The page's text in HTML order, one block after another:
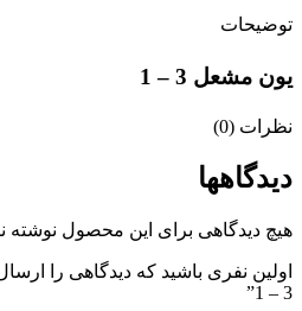
توضیحات
یون مشعل 3 – 1
نظرات (0)
دیدگاهها
هیچ دیدگاهی برای این محصول
اولین نفری باشید که دیدگاهی را
3 – 1”